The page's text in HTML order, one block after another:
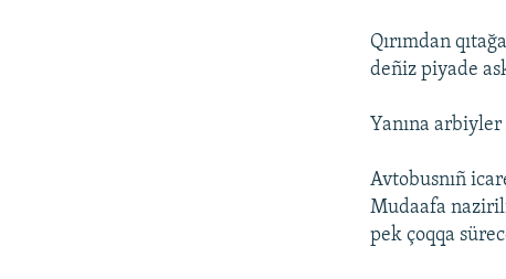
Qırımdan
deñiz piyade
Yanına arbiyler
Avtobusnıñ
Mudaafa
pek çoqqa